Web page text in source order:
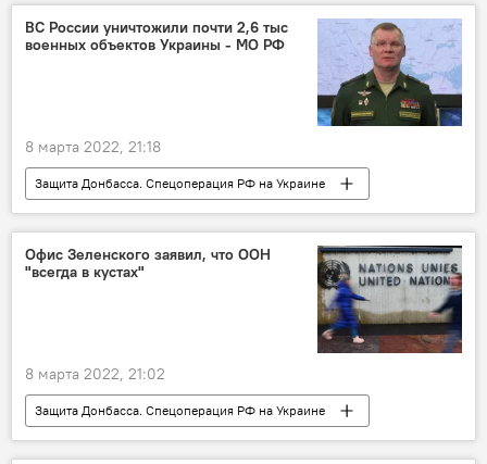
ВС России уничтожили почти 2,6 тыс
военных объектов Украины - МО РФ
8 марта 2022, 21:18
Защита Донбасса. Спецоперация РФ на Украине
Минобороны России
потери
Украина
Офис Зеленского заявил, что ООН
"всегда в кустах"
8 марта 2022, 21:02
Защита Донбасса. Спецоперация РФ на Украине
ООН
Украина